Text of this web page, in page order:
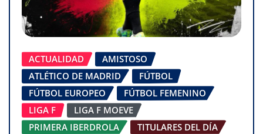
ACTUALIDAD
AMISTOSO
ATLÉTICO DE MADRID
FÚTBOL
FÚTBOL EUROPEO
FÚTBOL FEMENINO
LIGA F
LIGA F MOEVE
PRIMERA IBERDROLA
TITULARES DEL DÍA